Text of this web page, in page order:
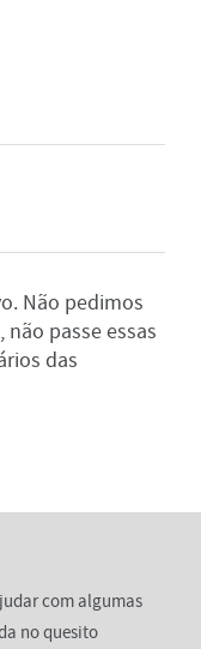
Não pedimos
passe essas
das
com algumas
no quesito